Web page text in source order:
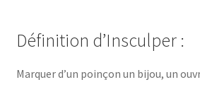
Définition d’Insculper :
Marquer d’un poinçon un bijou, un